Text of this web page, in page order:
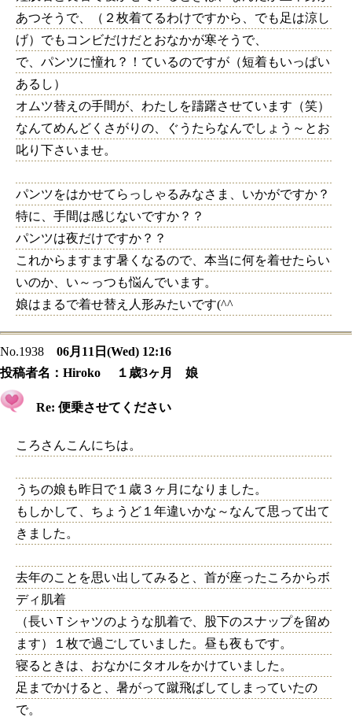
あつそうで、（２枚着てるわけですから、でも足は涼し
げ）でもコンビだけだとおなかが寒そうで、
で、パンツに憧れ？！ているのですが（短着もいっぱい
あるし）
オムツ替えの手間が、わたしを躊躇させています（笑）
なんてめんどくさがりの、ぐうたらなんでしょう～とお
叱り下さいませ。
パンツをはかせてらっしゃるみなさま、いかがですか？
特に、手間は感じないですか？？
パンツは夜だけですか？？
これからますます暑くなるので、本当に何を着せたらい
いのか、い～っつも悩んでいます。
娘はまるで着せ替え人形みたいです(^^ゞ
No.1938
06月11日(Wed) 12:16
投稿者名： Hiroko １歳3ヶ月 娘
Re: 便乗させてください
ころさんこんにちは。
うちの娘も昨日で１歳３ヶ月になりました。
もしかして、ちょうど１年違いかな～なんて思って出て
きました。
去年のことを思い出してみると、首が座ったころからボ
ディ肌着
（長いＴシャツのような肌着で、股下のスナップを留め
ます）１枚で過ごしていました。昼も夜もです。
寝るときは、おなかにタオルをかけていました。
足までかけると、暑がって蹴飛ばしてしまっていたの
で。